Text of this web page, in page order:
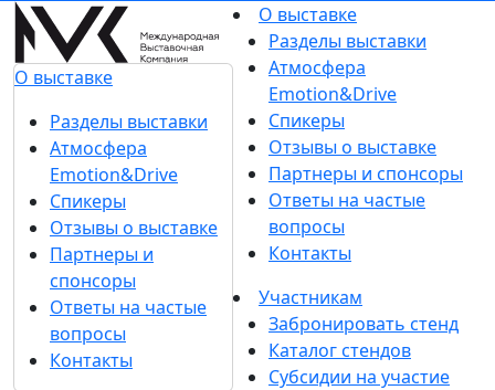
О выставке
Разделы выставки
Атмосфера
Emotion&Drive
Спикеры
Отзывы о выставке
Партнеры и
спонсоры
Ответы на частые
вопросы
Контакты
О выставке
Разделы выставки
Атмосфера
Emotion&Drive
Спикеры
Отзывы о выставке
Партнеры и спонсоры
Ответы на частые
вопросы
Контакты
Участникам
Забронировать стенд
Каталог стендов
Субсидии на участие